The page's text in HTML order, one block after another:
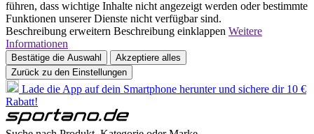
führen, dass wichtige Inhalte nicht angezeigt werden oder bestimmte
Funktionen unserer Dienste nicht verfügbar sind.
Beschreibung erweitern Beschreibung einklappen Weitere
Informationen
Bestätige die Auswahl
Akzeptiere alles
Zurück zu den Einstellungen
Lade die App auf dein Smartphone herunter und sichere dir 10 €
Rabatt!